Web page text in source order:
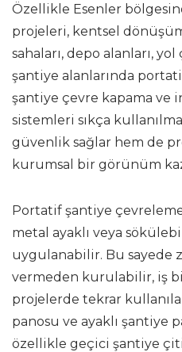
Özellikle Esenler
projeleri, kentsel
sahaları, depo alanları,
şantiye alanlarında
şantiye çevre kapama ve
sistemleri sıkça
güvenlik sağlar hem de
kurumsal bir görünüm
Portatif şantiye
metal ayaklı veya
uygulanabilir. Bu sayede
vermeden kurulabilir, iş
projelerde tekrar
panosu ve ayaklı şantiye
özellikle geçici şantiye